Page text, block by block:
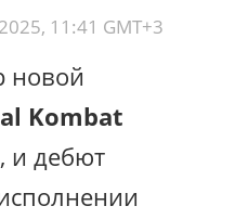
11:41 GMT+3
новой
Kombat
и дебют